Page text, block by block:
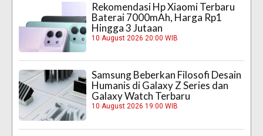
Rekomendasi Hp Xiaomi Terbaru
Baterai 7000mAh, Harga Rp1
Hingga 3 Jutaan
10 August 2026 20:00 WIB
Samsung Beberkan Filosofi Desain
Humanis di Galaxy Z Series dan
Galaxy Watch Terbaru
10 August 2026 19:00 WIB